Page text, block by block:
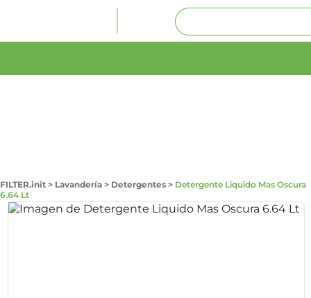
FILTER.init > Lavandería > Detergentes > Detergente Liquido Mas Oscura
6.64 Lt